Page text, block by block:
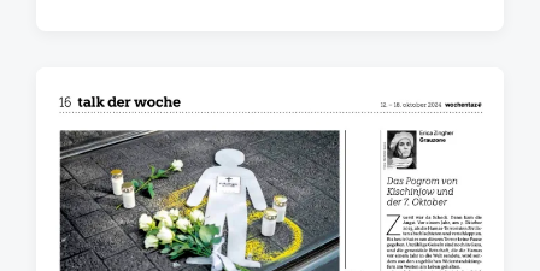
t
l
i
c
h
u
n
t
l
c
i
g
w
ö
r
t
e
r